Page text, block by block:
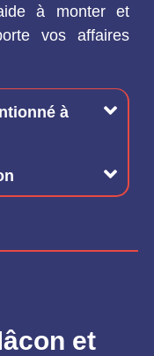
à monter et
vos affaires
à
et